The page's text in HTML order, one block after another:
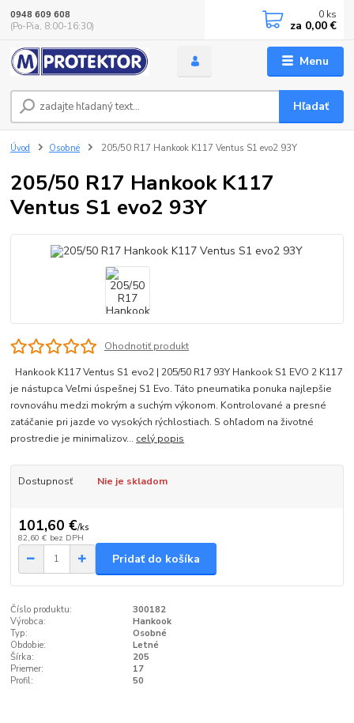
Menu
Hľadať
0948 609 608
(Po-Pia, 8:00-16:30)
0 ks
za 0,00 €
Úvod Osobné 205/50 R17 Hankook K117 Ventus S1 evo2 93Y
205/50 R17 Hankook K117
Ventus S1 evo2 93Y
Ohodnotiť produkt
Hankook K117 Ventus S1 evo2 | 205/50 R17 93Y Hankook S1 EVO 2 K117
je nástupca Veľmi úspešnej S1 Evo. Táto pneumatika ponuka najlepšie
rovnováhu medzi mokrým a suchým výkonom. Kontrolované a presné
zatáčanie pri jazde vo vysokých rýchlostiach. S ohľadom na životné
prostredie je minimalizov... celý popis
Dostupnosť Nie je skladom
101,60 €/ks
82,60 € bez DPH
Pridať do košíka
Číslo produktu:
300182
Výrobca:
Hankook
Typ:
Osobné
Obdobie:
Letné
Šírka:
205
Priemer:
17
Profil:
50